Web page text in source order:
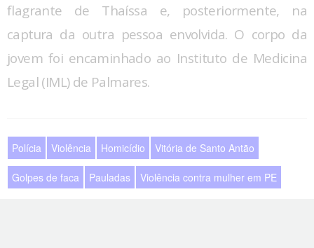
flagrante de Thaíssa e, posteriormente, na
captura da outra pessoa envolvida. O corpo da
jovem foi encaminhado ao Instituto de Medicina
Legal (IML) de Palmares.
Polícia Violência Homicídio Vitória de Santo Antão
Golpes de faca Pauladas Violência contra mulher em PE